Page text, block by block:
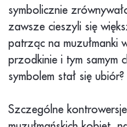
symbolicznie
zawsze cieszyli się
patrząc na muzułmanki
przodkinie i tym samym
symbolem stał się ubiór?
Szczególne